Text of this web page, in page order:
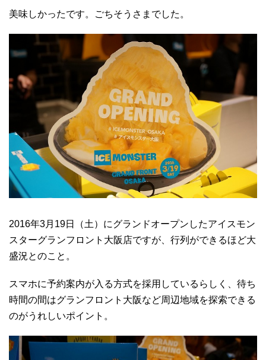
美味しかったです。ごちそうさまでした。
2016年3月19日（土）にグランドオープンしたアイスモン
スターグランフロント大阪店ですが、行列ができるほど大
盛況とのこと。
スマホに予約案内が入る方式を採用しているらしく、待ち
時間の間はグランフロント大阪など周辺地域を探索できる
のがうれしいポイント。